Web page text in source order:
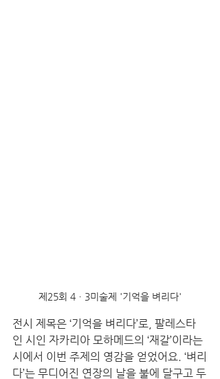
제25회 4ㆍ3미술제 '기억을 벼리다'
전시 제목은 ‘기억을 벼리다’로, 팔레스타
인 시인 자카리아 모하메드의 ‘재갈’이라는
시에서 이번 주제의 영감을 얻었어요. ‘벼리
다’는 무디어진 연장의 날을 불에 달구고 두